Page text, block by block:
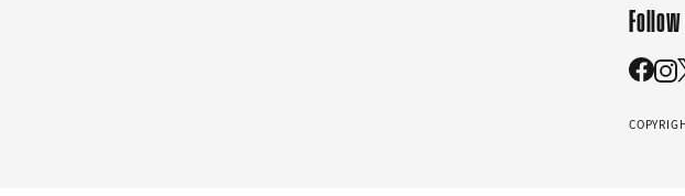
Follow